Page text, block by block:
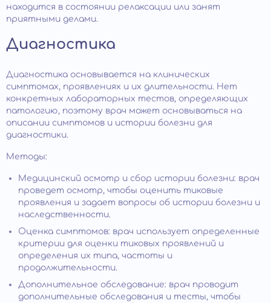
находится в состоянии релаксации или занят
приятными делами.
Диагностика
Диагностика основывается на клинических
симптомах, проявлениях и их длительности. Нет
конкретных лабораторных тестов, определяющих
патологию, поэтому врач может основываться на
описании симптомов и истории болезни для
диагностики.
Методы:
Медицинский осмотр и сбор истории болезни: врач
проведет осмотр, чтобы оценить тиковые
проявления и задает вопросы об истории болезни и
наследственности.
Оценка симптомов: врач использует определенные
критерии для оценки тиковых проявлений и
определения их типа, частоты и
продолжительности.
Дополнительное обследование: врач проводит
дополнительные обследования и тесты, чтобы